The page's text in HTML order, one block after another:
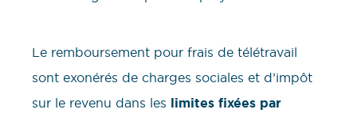
Le remboursement pour frais de télétravail
sont exonérés de charges sociales et d’impôt
sur le revenu dans les limites fixées par